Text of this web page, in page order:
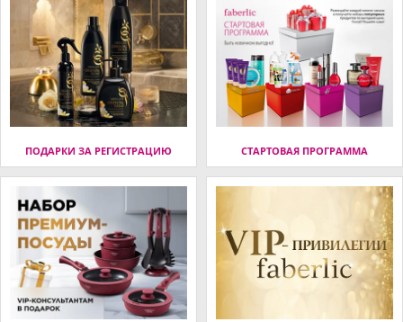
ПОДАРКИ ЗА РЕГИСТРАЦИЮ СТАРТОВАЯ ПРОГРАММА